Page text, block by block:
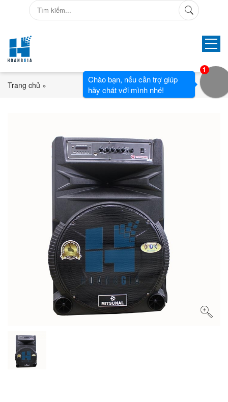
Trang chủ »
Chào bạn, nếu cần trợ giúp
hãy chát với mình nhé!
1